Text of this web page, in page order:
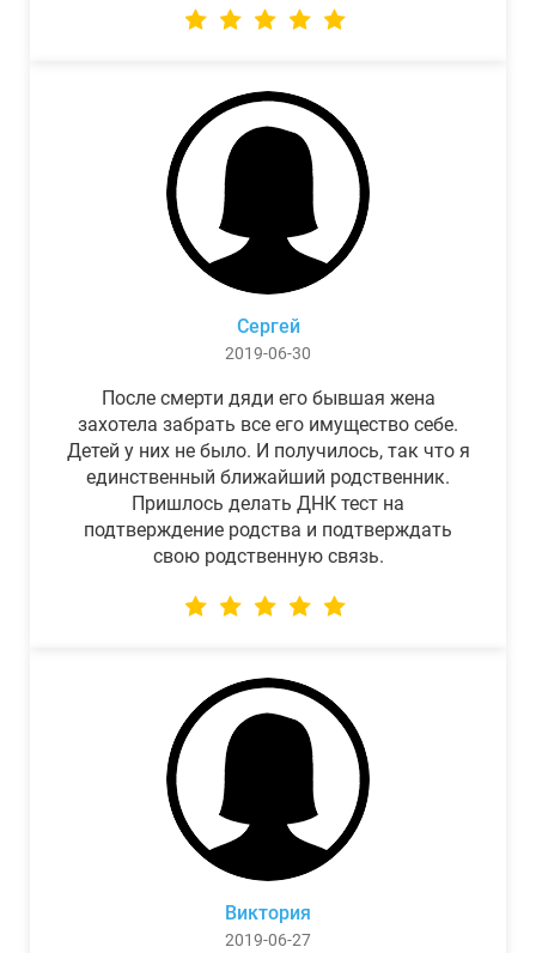
Сергей
2019-06-30
После смерти дяди его бывшая жена
захотела забрать все его имущество себе.
Детей у них не было. И получилось, так что я
единственный ближайший родственник.
Пришлось делать ДНК тест на
подтверждение родства и подтверждать
свою родственную связь.
Виктория
2019-06-27